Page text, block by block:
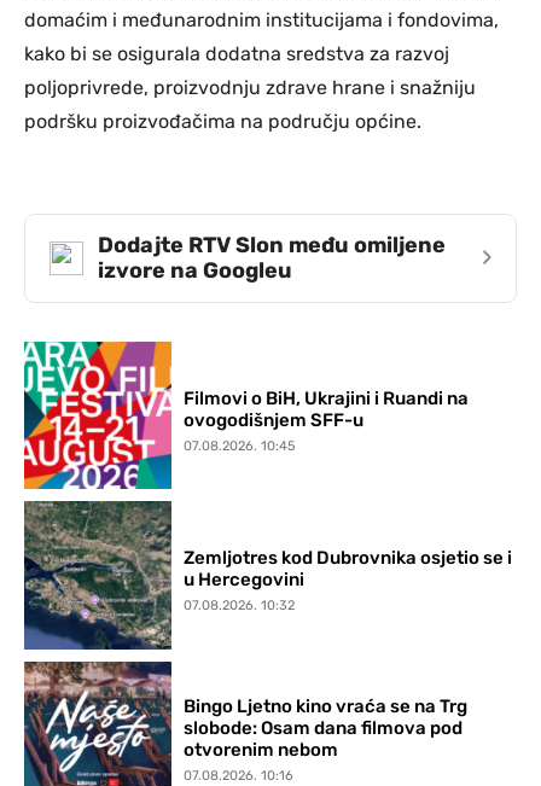
domaćim i međunarodnim institucijama i fondovima,
kako bi se osigurala dodatna sredstva za razvoj
poljoprivrede, proizvodnju zdrave hrane i snažniju
podršku proizvođačima na području općine.
Dodajte RTV Slon među omiljene
izvore na Googleu
›
Filmovi o BiH, Ukrajini i Ruandi na
ovogodišnjem SFF-u
07.08.2026. 10:45
Zemljotres kod Dubrovnika osjetio se i
u Hercegovini
07.08.2026. 10:32
Bingo Ljetno kino vraća se na Trg
slobode: Osam dana filmova pod
otvorenim nebom
07.08.2026. 10:16